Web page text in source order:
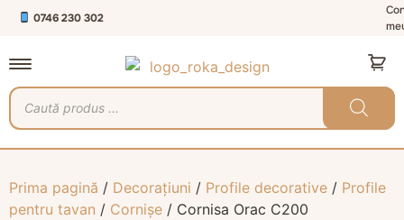
0746 230 302
Prima pagină / Decorațiuni / Profile decorative / Profile
pentru tavan / Cornișe / Cornisa Orac C200